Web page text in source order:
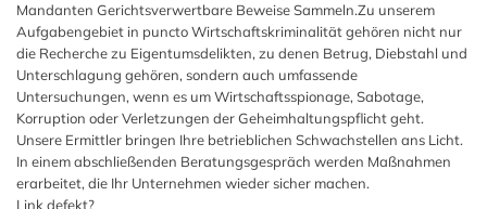
Mandanten Gerichtsverwertbare Beweise Sammeln.Zu unserem
Aufgabengebiet in puncto Wirtschaftskriminalität gehören nicht nur
die Recherche zu Eigentumsdelikten, zu denen Betrug, Diebstahl und
Unterschlagung gehören, sondern auch umfassende
Untersuchungen, wenn es um Wirtschaftsspionage, Sabotage,
Korruption oder Verletzungen der Geheimhaltungspflicht geht.
Unsere Ermittler bringen Ihre betrieblichen Schwachstellen ans Licht.
In einem abschließenden Beratungsgespräch werden Maßnahmen
erarbeitet, die Ihr Unternehmen wieder sicher machen.
Link defekt?